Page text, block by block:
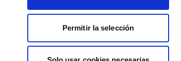
Permitir la selección